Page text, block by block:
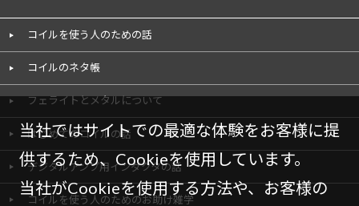
当社ではサイトでの最適な体験をお客様に提
供するため、Cookieを使用しています。
当社がCookieを使用する方法や、お客様の
コイルを使う人のための話
コイルのネタ帳
フェライトとメタルについて
はじめてのコイルの話
デジタルアンプ用インダクタの話
コイルを使う人のためのお助け雑学